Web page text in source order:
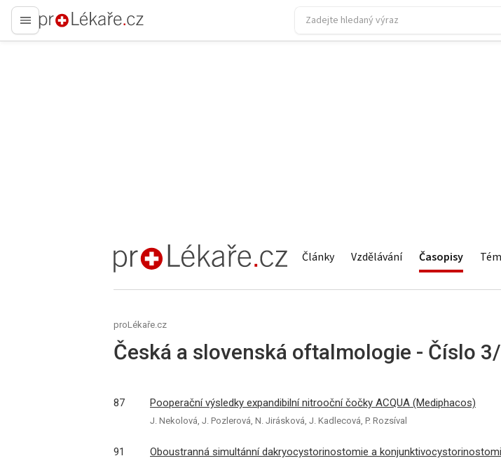
proLékaře.cz
proLékaře.cz Články Vzdělávání Časopisy
proLékaře.cz
Česká a slovenská oftalmologie - Číslo
87 Pooperační výsledky expandibilní nitrooční čočky ACQUA (Mediphacos)
J. Nekolová, J. Pozlerová, N. Jirásková, J. Kadlecová, P. Rozsíval
91 Oboustranná simultánní dakryocystorinostomie a